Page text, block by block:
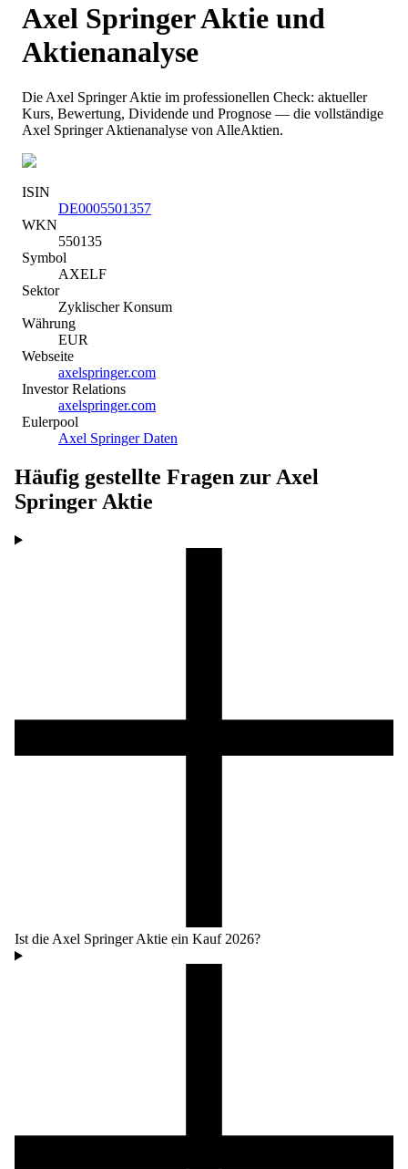
Axel SpringerAktie und
Aktienanalyse
Die Axel SpringerAktie im professionellen Check: aktueller
Kurs, Bewertung, Dividende und Prognose — die vollständige
Axel SpringerAktienanalyse von AlleAktien.
ISIN
DE0005501357
WKN
550135
Symbol
AXELF
Sektor
Zyklischer Konsum
Währung
EUR
Webseite
axelspringer.com
Investor Relations
axelspringer.com
Eulerpool
Axel Springer Daten
Häufig gestellte Fragen zur Axel
Springer Aktie
Ist die Axel Springer Aktie ein Kauf 2026?